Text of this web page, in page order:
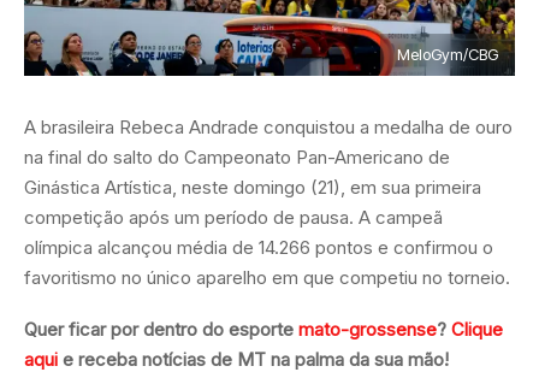
MeloGym/CBG
A brasileira Rebeca Andrade conquistou a medalha de ouro
na final do salto do Campeonato Pan-Americano de
Ginástica Artística, neste domingo (21), em sua primeira
competição após um período de pausa. A campeã
olímpica alcançou média de 14.266 pontos e confirmou o
favoritismo no único aparelho em que competiu no torneio.
Quer ficar por dentro do esporte mato-grossense? Clique
aqui e receba notícias de MT na palma da sua mão!